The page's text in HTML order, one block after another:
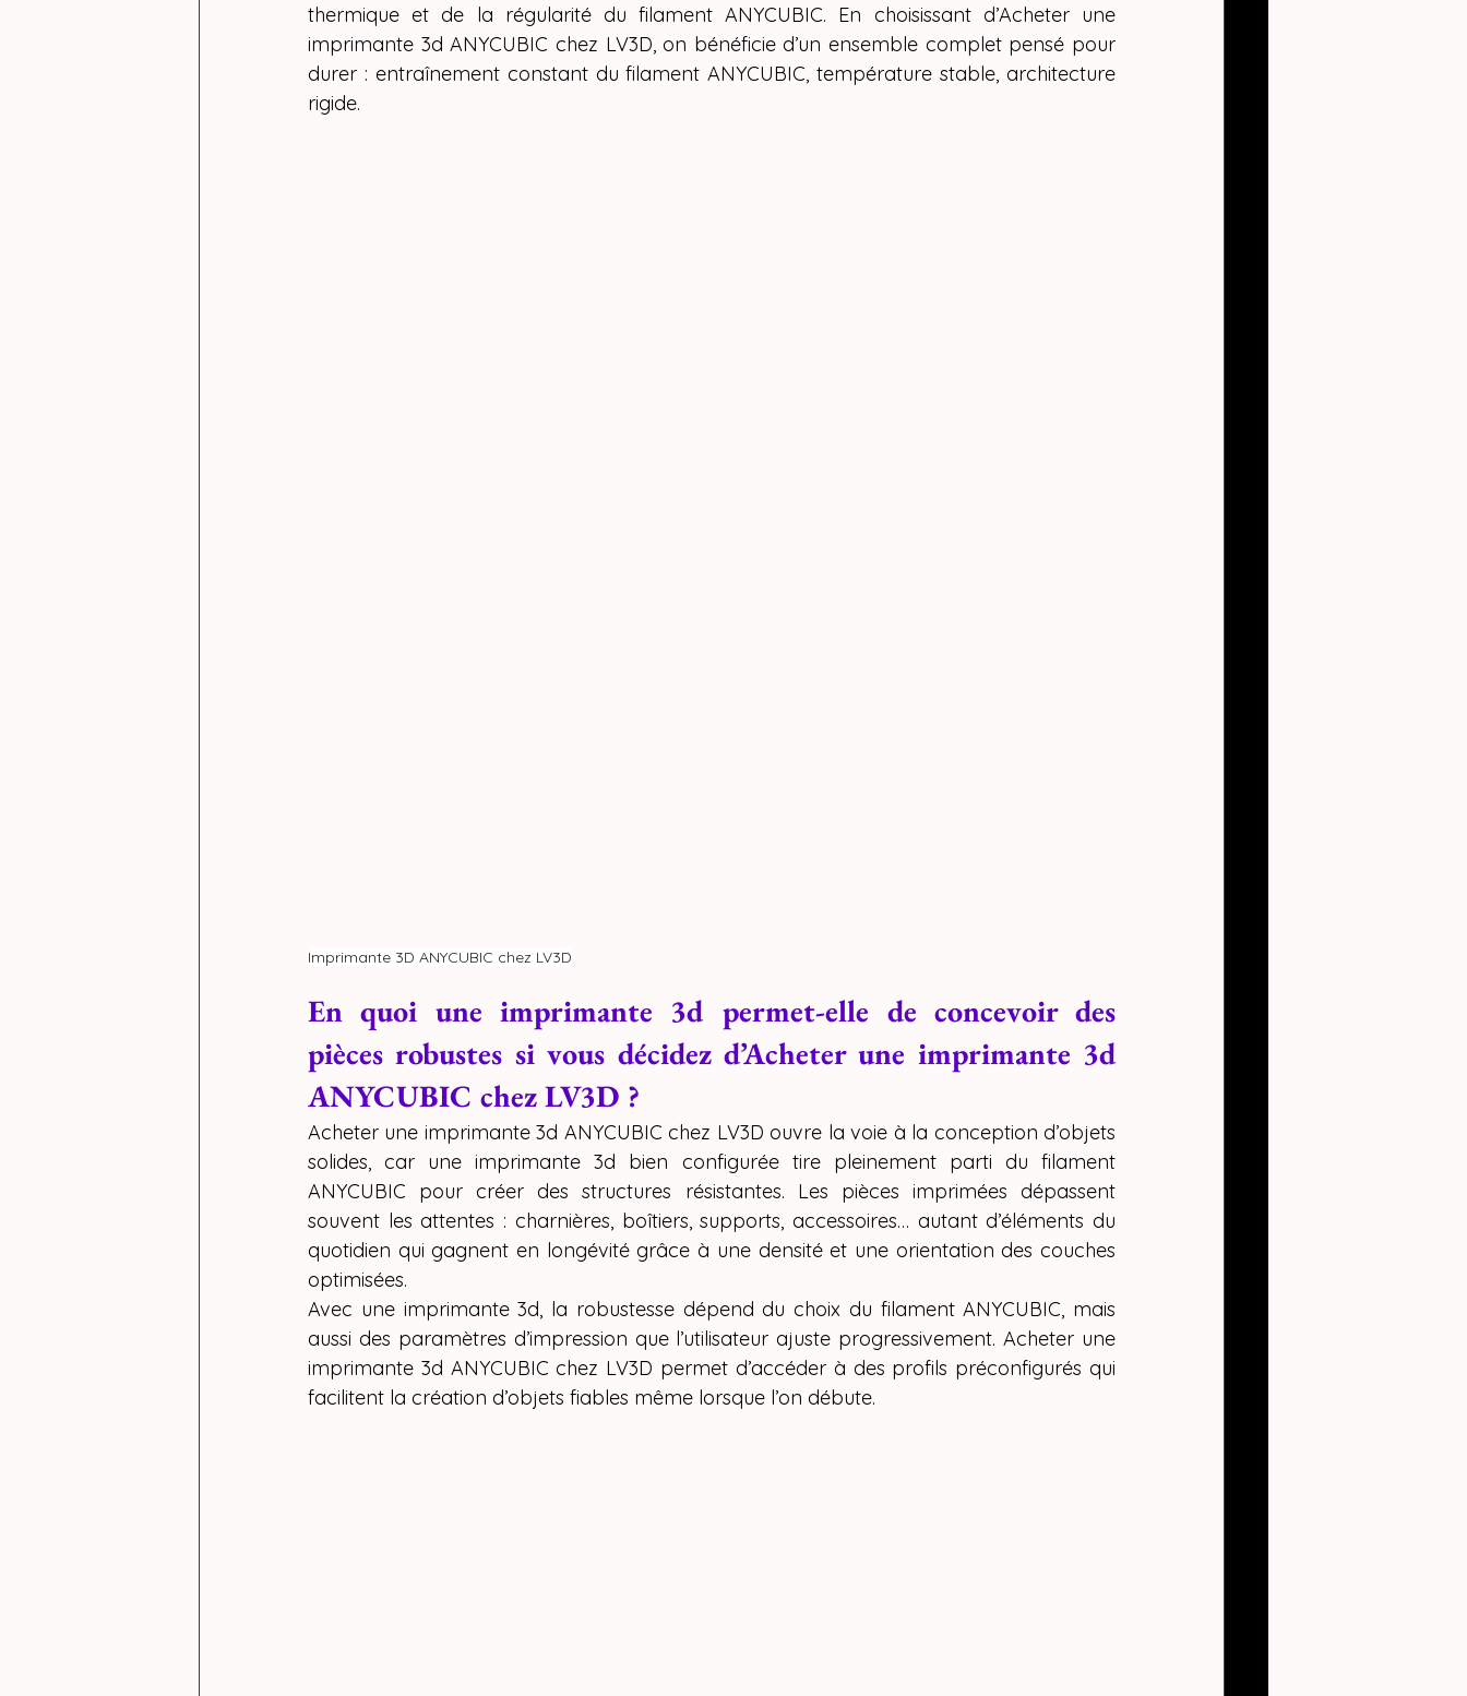
thermique et de la régularité du filament ANYCUBIC. En choisissant d’Acheter une
imprimante 3d ANYCUBIC chez LV3D, on bénéficie d’un ensemble complet pensé pour
durer : entraînement constant du filament ANYCUBIC, température stable, architecture
rigide.
Imprimante 3D ANYCUBIC chez LV3D
En quoi une imprimante 3d permet-elle de concevoir des
pièces robustes si vous décidez d’Acheter une imprimante 3d
ANYCUBIC chez LV3D ?
Acheter une imprimante 3d ANYCUBIC chez LV3D ouvre la voie à la conception d’objets
solides, car une imprimante 3d bien configurée tire pleinement parti du filament
ANYCUBIC pour créer des structures résistantes. Les pièces imprimées dépassent
souvent les attentes : charnières, boîtiers, supports, accessoires… autant d’éléments du
quotidien qui gagnent en longévité grâce à une densité et une orientation des couches
optimisées.
Avec une imprimante 3d, la robustesse dépend du choix du filament ANYCUBIC, mais
aussi des paramètres d’impression que l’utilisateur ajuste progressivement. Acheter une
imprimante 3d ANYCUBIC chez LV3D permet d’accéder à des profils préconfigurés qui
facilitent la création d’objets fiables même lorsque l’on débute.